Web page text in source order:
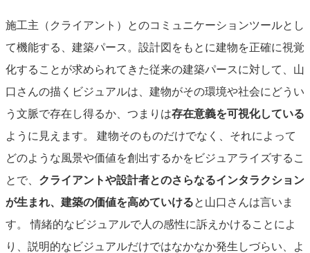
施工主（クライアント）とのコミュニケーションツールとし
て機能する、建築パース。設計図をもとに建物を正確に視覚
化することが求められてきた従来の建築パースに対して、山
口さんの描くビジュアルは、建物がその環境や社会にどうい
う文脈で存在し得るか、つまりは存在意義を可視化している
ように見えます。
建物そのものだけでなく、それによって
どのような風景や価値を創出するかをビジュアライズするこ
とで、 クライアントや設計者とのさらなるインタラクション
が生まれ、建築の価値を高めていけると山口さんは言いま
す。
情緒的なビジュアルで人の感性に訴えかけることによ
り、説明的なビジュアルだけではなかなか発生しづらい、よ